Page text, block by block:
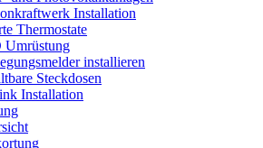
Installation
Thermostate
Umrüstung
installieren
Steckdosen
Installation